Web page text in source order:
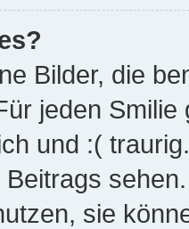
Bilder, die
jeden
und :(
sie